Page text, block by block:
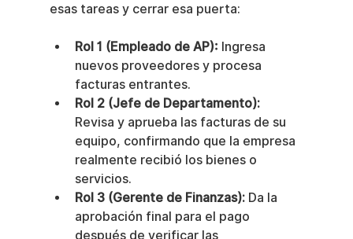
esas tareas y cerrar esa puerta:
Rol 1 (Empleado de AP): Ingresa
nuevos proveedores y procesa
facturas entrantes.
Rol 2 (Jefe de Departamento):
Revisa y aprueba las facturas de su
equipo, confirmando que la empresa
realmente recibió los bienes o
servicios.
Rol 3 (Gerente de Finanzas): Da la
aprobación final para el pago
después de verificar las